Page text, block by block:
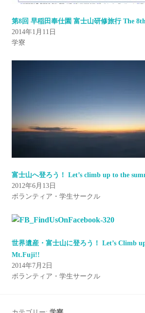
第8回 早稲田奉仕園 富士山研修旅行 The
2014年1月11日
学寮
富士山へ登ろう！ Let’s climb up to the
2012年6月13日
ボランティア・学生サークル
世界遺産・富士山に登ろう！ Let’s Climb
Mt.Fuji!!
2014年7月2日
ボランティア・学生サークル